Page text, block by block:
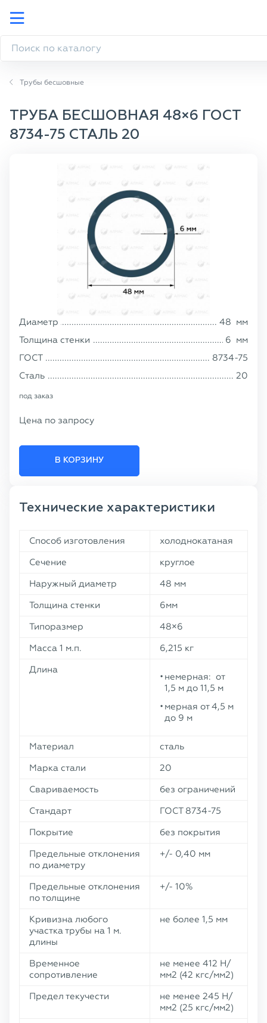
Трубы бесшовные
ТРУБА БЕСШОВНАЯ 48×6 ГОСТ
8734-75 СТАЛЬ 20
Диаметр 48 мм
Толщина стенки
6 мм
ГОСТ
8734-75
Сталь
20
под заказ
Цена по запросу
В КОРЗИНУ
Технические характеристики
Способ изготовления
холоднокатаная
Сечение
круглое
Наружный диаметр
48 мм
Толщина стенки
6мм
Типоразмер
48×6
Масса 1 м.п.
6,215 кг
Длина
немерная: от
1,5 м до 11,5 м
мерная от 4,5 м
до 9 м
Материал
сталь
Марка стали
20
Свариваемость
без ограничений
Стандарт
ГОСТ 8734-75
Покрытие
без покрытия
Предельные отклонения
по диаметру
+/- 0,40 мм
Предельные отклонения
по толщине
+/- 10%
Кривизна любого
участка трубы на 1 м.
длины
не более 1,5 мм
Временное
сопротивление
не менее 412 Н/
мм2 (42 кгс/мм2)
Предел текучести
не менее 245 Н/
мм2 (25 кгс/мм2)